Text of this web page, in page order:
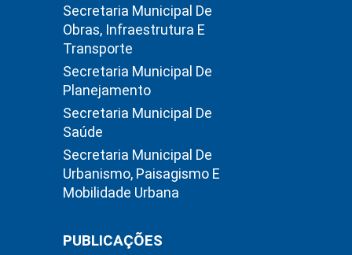
Secretaria Municipal De
Obras, Infraestrutura E
Transporte
Secretaria Municipal De
Planejamento
Secretaria Municipal De
Saúde
Secretaria Municipal De
Urbanismo, Paisagismo E
Mobilidade Urbana
PUBLICAÇÕES